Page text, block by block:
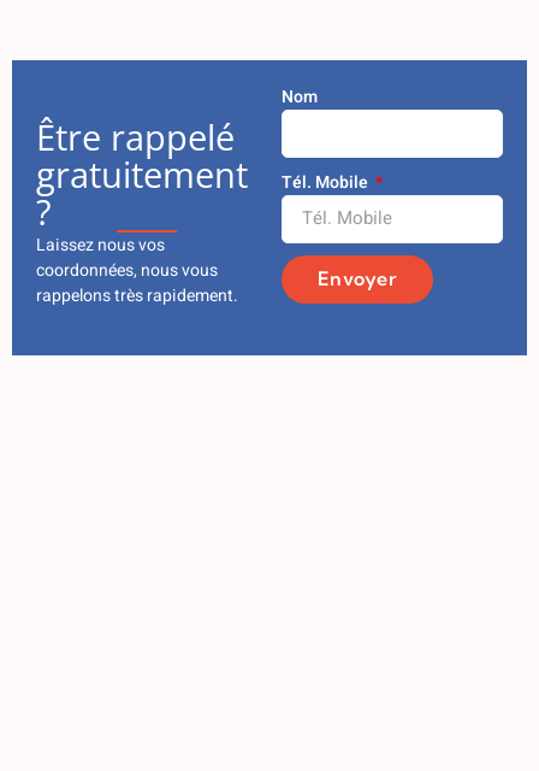
Être rappelé
gratuitement
?
Laissez nous vos
coordonnées, nous vous
rappelons très rapidement.
Nom
Tél. Mobile
Envoyer